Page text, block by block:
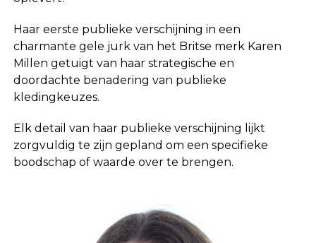
Haar eerste publieke verschijning in een
charmante gele jurk van het Britse merk Karen
Millen getuigt van haar strategische en
doordachte benadering van publieke
kledingkeuzes.
Elk detail van haar publieke verschijning lijkt
zorgvuldig te zijn gepland om een specifieke
boodschap of waarde over te brengen.